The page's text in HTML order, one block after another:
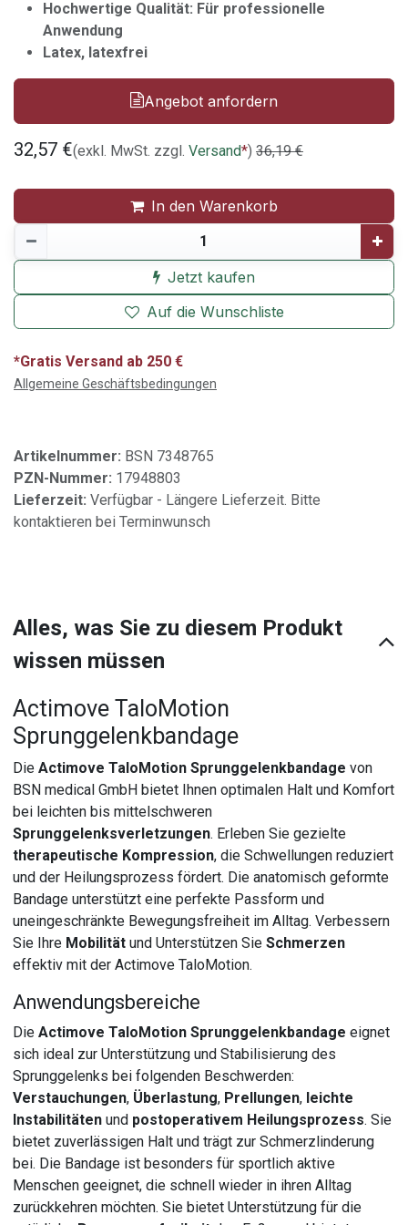
Hochwertige Qualität: Für professionelle
Anwendung
Latex, latexfrei
Angebot anfordern
32,57 €(exkl. MwSt. zzgl. Versand*) 36,19€
In den Warenkorb
Jetzt kaufen
Auf die Wunschliste
*Gratis Versand ab 250 €
Allgemeine Geschäftsbedingungen
Artikelnummer: BSN 7348765
PZN-Nummer: 17948803
Lieferzeit: Verfügbar - Längere Lieferzeit. Bitte
kontaktieren bei Terminwunsch
Alles, was Sie zu diesem Produkt
wissen müssen
Actimove TaloMotion
Sprunggelenkbandage
DieActimove TaloMotion Sprunggelenkbandage von
BSN medical GmbH bietet Ihnen optimalen Halt und Komfort
bei leichten bis mittelschweren
Sprunggelenksverletzungen. Erleben Sie gezielte
therapeutische Kompression, die Schwellungen reduziert
und der Heilungsprozess fördert. Die anatomisch geformte
Bandage unterstützt eine perfekte Passform und
uneingeschränkte Bewegungsfreiheit im Alltag. Verbessern
Sie Ihre Mobilität und Unterstützen SieSchmerzen
effektiv mit der Actimove TaloMotion.
Anwendungsbereiche
DieActimove TaloMotion Sprunggelenkbandage eignet
sich ideal zur Unterstützung und Stabilisierung des
Sprunggelenks bei folgenden Beschwerden:
Verstauchungen, Überlastung, Prellungen, leichte
Instabilitäten und postoperativem Heilungsprozess. Sie
bietet zuverlässigen Halt und trägt zur Schmerzlinderung
bei. Die Bandage ist besonders für sportlich aktive
Menschen geeignet, die schnell wieder in ihren Alltag
zurückkehren möchten. Sie bietet Unterstützung für die